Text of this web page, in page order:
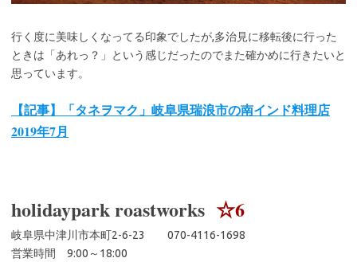
行く度に美味しくなってる印象でしたが,多治見に移転後に行った
ときは「あれっ？」という感じだったのでまた確かめに行きたいと
思っています。
【記事】「タネヲマク」岐阜県瑞浪市の南インド料理店
2019年7月
holidaypark roastworks ☆6
岐阜県中津川市本町2-6-23 070-4116-1698
営業時間 9:00～18:00